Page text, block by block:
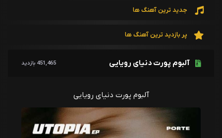
آلبوم پورت دنیای رویایی 451,465 بازدید
آلبوم پورت دنیای رویایی
جدید ترین آهنگ ها
پر بازدید ترین آهنگ ها